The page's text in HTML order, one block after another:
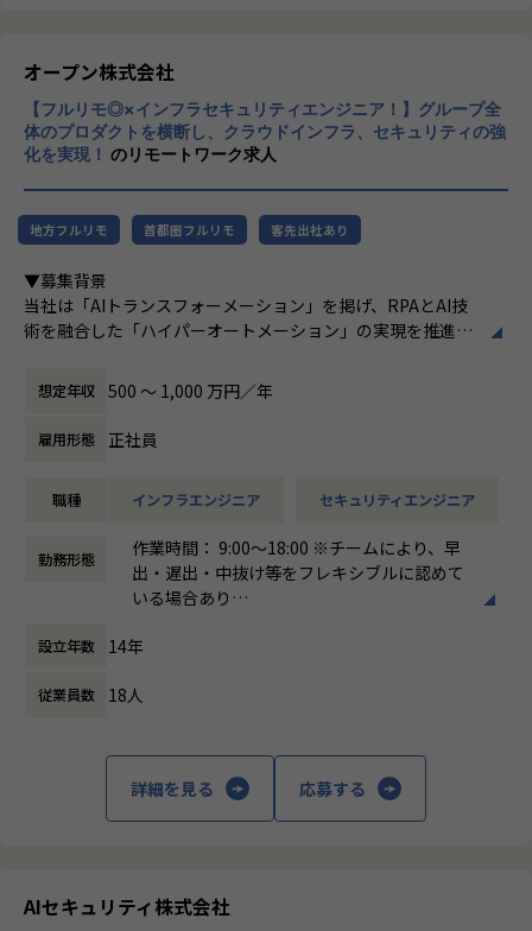
・プロジェクトベースではなく、お客様ベースで仕事をして
いくため、よりお客様に深く入り込み「伴走型支援」として
お客様のデータ活用を促進させることができる点が醍醐味で
す。
適正に応じて、会社の指示する業務への異動を命じることが
ズに応えるため、私たちは「プロフェッショ
ナルサービスの大衆化」をミッションとして
掲げております。高い専門性を持った技術
力、深い経験から得られた多様性のある高度
な分析力をハイクオリティ＆ローコストで提
供することで、企業の競争優位確保に貢献す
ることを私たちは使命としております。
造」を掲げて、理想企業の創造に向け、「社
員全員が燃える会社」を目指しています。理
展する企業です。そして、社員全員が燃え続
ます。お客様に対する長期的な貢献を果たす
オープン株式会社
【フルリモ◎×インフラセキュリティエンジニア！】グループ全
体のプロダクトを横断し、クラウドインフラ、セキュリティの強
化を実現！ のリモートワーク求人
地方フルリモ 首都圏フルリモ 客先出社あり
▼募集背景
当社は「AIトランスフォーメーション」を掲げ、RPAとAI技
術を融合した「ハイパーオートメーション」の実現を推進し
支えるインフラ基盤・セキュリティ統制・監視体制を全社横
断で整備・強化していくフェーズにあります。
現在、一部プロダクトのAWSからGoogle Cloud への移行を
はじめ、各プロダクトの脆弱性対応やセキュリティガバナン
かつスケーラブルに進化させる中核メンバーを求めていま
▼求める人物像
「一流であれ」「自ら仕掛ける」「ヒトをつくる」「本気を
複数プロダクトを横断し、当事者意識を持って課題を完遂で
未整備の課題を自ら発見し、仕組みとして解決することにや
ポジションの魅力
全社の技術基盤を「設計する」立場
特定プロダクトの運用担当ではなく、オープングループ全体
のインフラ・セキュリティ・監視の標準を自ら定義していく
りの裁量と影響範囲が大きいことが特徴です。
想定年収 500 〜 1,000 万円／年
雇用形態 正社員
職種 インフラエンジニア セキュリティエンジニア
勤務形態
作業時間： 9:00〜18:00 ※チームにより、早
出・遅出・中抜け等をフレキシブルに認めて
いる場合あり
時など）
休憩時間： 60分
設立年数 14年
従業員数 18人
詳細を見る 応募する
AIセキュリティ株式会社